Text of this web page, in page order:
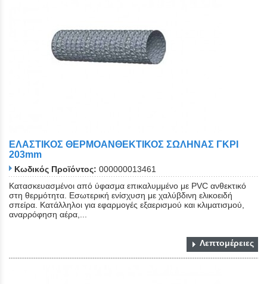
ΕΛΑΣΤΙΚΟΣ ΘΕΡΜΟΑΝΘΕΚΤΙΚΟΣ ΣΩΛΗΝΑΣ ΓΚΡΙ
203mm
Κωδικός Προϊόντος: 000000013461
Κατασκευασμένοι από ύφασμα επικαλυμμένο με PVC ανθεκτικό
στη θερμότητα. Εσωτερική ενίσχυση με χαλύβδινη ελικοειδή
σπείρα. Κατάλληλοι για εφαρμογές εξαερισμού και κλιματισμού,
αναρρόφηση αέρα,...
Λεπτομέρειες